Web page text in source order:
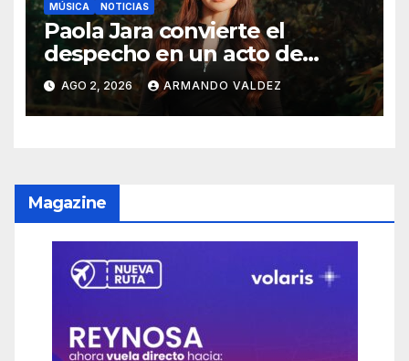
MÚSICA NOTICIAS
Paola Jara convierte el
despecho en un acto de
poder con “Mi Momento Más
Humilde”
AGO 2, 2026 ARMANDO VALDEZ
Magazine